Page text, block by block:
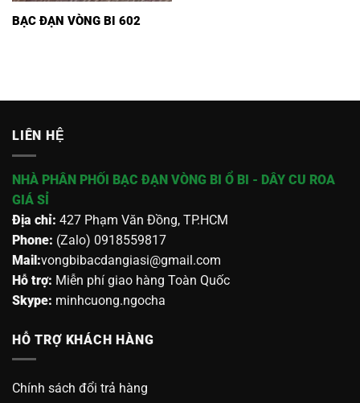
BẠC ĐẠN VÒNG BI 602
LIÊN HỆ
NHÀ PHÂN PHỐI BẠC ĐẠN VÒNG BI Ổ BI - DÂY CU ROA
GIÁ SỈ
Địa chỉ: 427 Phạm Văn Đồng, TP.HCM
Phone: (Zalo) 0918559817
Mail:vongbibacdangiasi@gmail.com
Hỗ trợ: Miễn phí giao hàng Toàn Quốc
Skype: minhcuong.ngocha
HỖ TRỢ KHÁCH HÀNG
Chính sách đổi trả hàng